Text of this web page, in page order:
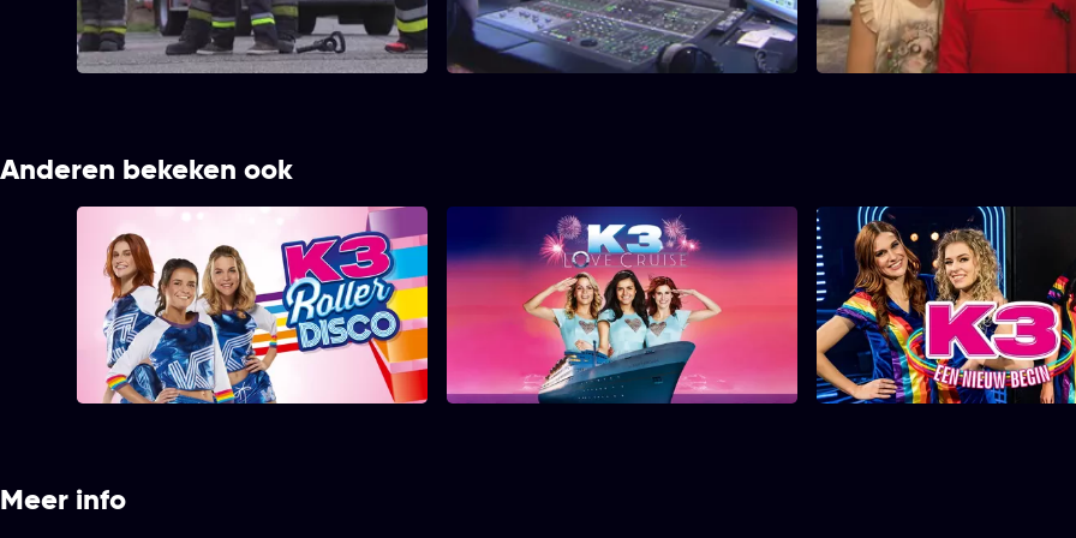
die fotomodel willen zijn voor één dag.
Karen wordt samen met Wout
brandweerman.
Maya de Bij in te spreken. Kristel laat
samen met Amélie een babyzeehond vrij
in zee.
bloemetjes buiten als babysit
en haar nichtjes.
Anderen bekeken ook
K3 Roller Disco K3 Love Cruise K3 - Een Nieuwe
Meer info